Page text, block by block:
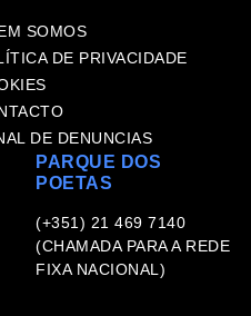
SOMOS
DE PRIVACIDADE
DE DENUNCIAS
PARQUE DOS
POETAS
(+351) 21 469 7140
(CHAMADA PARA A REDE
FIXA NACIONAL)